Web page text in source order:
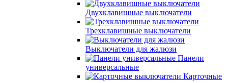
Двухклавишные выключатели
Трехклавишные выключатели
Выключатели для жалюзи
Панели
универсальные
Карточные